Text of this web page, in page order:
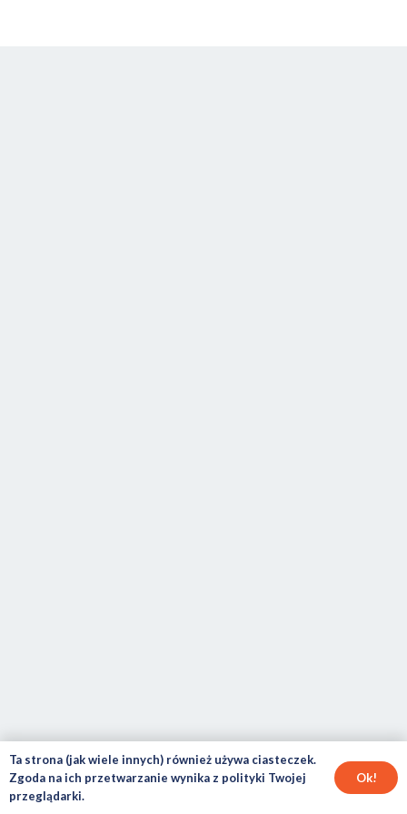
Ta strona (jak wiele innych) również używa ciasteczek.
Zgoda na ich przetwarzanie wynika z polityki Twojej
przeglądarki.
Ok!